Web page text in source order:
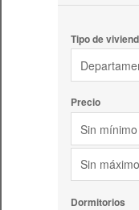
Tipo de
Precio
Sin mínimo
Sin máximo
Dormitorios